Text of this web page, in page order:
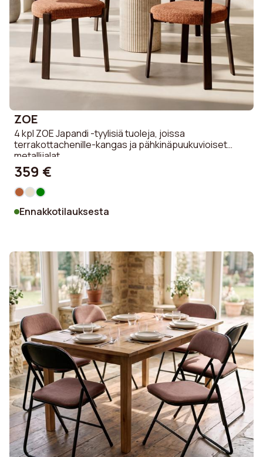
ZOE
4 kpl ZOE Japandi -tyylisiä tuoleja, joissa
terrakottachenille-kangas ja pähkinäpuukuvioiset
metallijalat
359 €
Ennakkotilauksesta